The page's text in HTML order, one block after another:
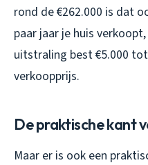
rond de €262.000 is dat
paar jaar je huis
uitstraling best €5.000
verkoopprijs.
De praktische kant
Maar er is ook een